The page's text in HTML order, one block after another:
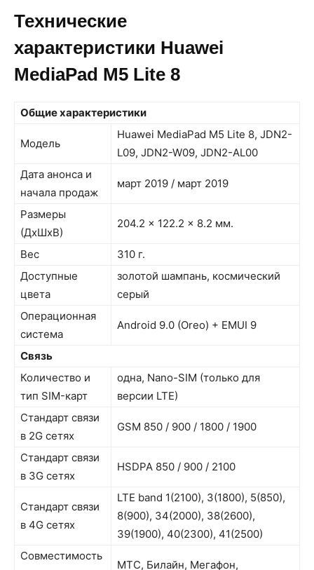
Технические
характеристики Huawei
MediaPad M5 Lite 8
Общие характеристики
Модель
Huawei MediaPad M5 Lite 8, JDN2-
L09, JDN2-W09, JDN2-AL00
Дата анонса и
начала продаж
март 2019 / март 2019
Размеры
(ДxШxВ)
204.2 x 122.2 x 8.2 мм.
Вес
310 г.
Доступные
цвета
золотой шампань, космический
серый
Операционная
система
Android 9.0 (Oreo) + EMUI 9
Связь
Количество и
тип SIM-карт
одна, Nano-SIM (только для
версии LTE)
Стандарт связи
в 2G сетях
GSM 850 / 900 / 1800 / 1900
Стандарт связи
в 3G сетях
HSDPA 850 / 900 / 2100
Стандарт связи
в 4G сетях
LTE band 1(2100), 3(1800), 5(850),
8(900), 34(2000), 38(2600),
39(1900), 40(2300), 41(2500)
Совместимость
МТС, Билайн, Мегафон,